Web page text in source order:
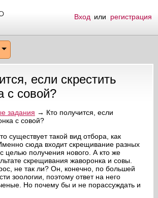
Вход или регистрация
если скрестить
с совой?
задания → Кто получится, если
с совой?
существует такой вид отбора, как
сюда входит скрещивание разных
целью получения нового. А кто же
скрещивания жаворонка и совы.
не так ли? Он, конечно, по большей
зоологии, поэтому ответ на него
Но почему бы и не порассуждать и